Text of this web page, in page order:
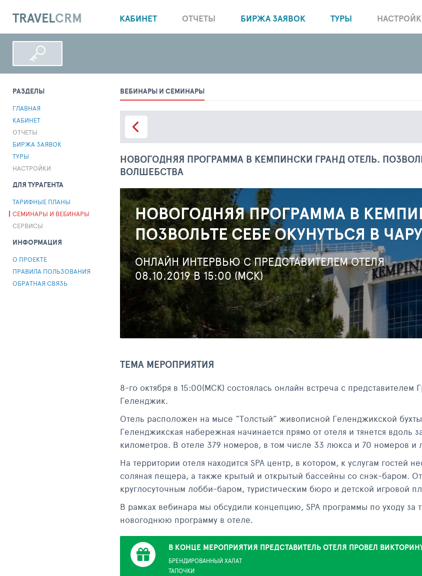
TRAVELCRM КАБИНЕТ ОТЧЕТЫ БИРЖА ЗАЯВОК ТУРЫ
РАЗДЕЛЫ
ГЛАВНАЯ
КАБИНЕТ
ОТЧЕТЫ
БИРЖА ЗАЯВОК
ТУРЫ
НАСТРОЙКИ
ДЛЯ ТУРАГЕНТА
ТАРИФНЫЕ ПЛАНЫ
СЕМИНАРЫ И ВЕБИНАРЫ
СЕРВИСЫ
ИНФОРМАЦИЯ
О ПРОЕКТЕ
ПРАВИЛА ПОЛЬЗОВАНИЯ
ОБРАТНАЯ СВЯЗЬ
ВЕБИНАРЫ И СЕМИНАРЫ
НОВОГОДНЯЯ ПРОГРАММА В КЕМПИНСКИ ГРАНД ОТЕЛЬ.
ВОЛШЕБСТВА
НОВОГОДНЯЯ ПРОГРАММА В
ПОЗВОЛЬТЕ СЕБЕ ОКУНУТЬСЯ В
ОНЛАЙН ИНТЕРВЬЮ С ПРЕДСТАВИТЕЛЕМ ОТЕЛЯ
08.10.2019 В 15:00 (МСК)
ТЕМА МЕРОПРИЯТИЯ
8-го октября в 15:00(МСК) состоялась онлайн встреча с представителем
Геленджик.
Отель расположен на мысе “Толстый” живописной Геленджикской
Геленджикская набережная начинается прямо от отеля и тянется вдоль
километров. В отеле 379 номеров, в том числе 33 люкса и 70 номеров и
На территории отеля находится SPA центр, в котором, к услугам гостей
соляная пещера, а также крытый и открытый бассейны со снэк-баром.
круглосуточным лобби-баром, туристическим бюро и детской игровой
В рамках вебинара мы обсудили концепцию, SPA программы по уходу за
новогоднюю программу в отеле.
В КОНЦЕ МЕРОПРИЯТИЯ ПРЕДСТАВИТЕЛЬ ОТЕЛЯ ПРОВЕЛ
БРЕНДИРОВАННЫЙ ХАЛАТ
ТАПОЧКИ